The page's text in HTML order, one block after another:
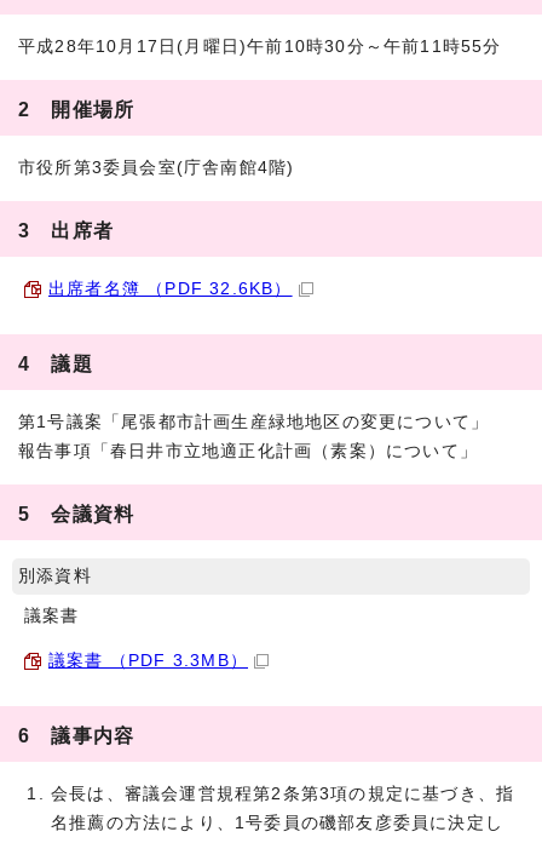
平成28年10月17日(月曜日)午前10時30分～午前11時55分
2 開催場所
市役所第3委員会室(庁舎南館4階)
3 出席者
出席者名簿 （PDF 32.6KB）
4 議題
第1号議案「尾張都市計画生産緑地地区の変更について」
報告事項「春日井市立地適正化計画（素案）について」
5 会議資料
別添資料
議案書
議案書 （PDF 3.3MB）
6 議事内容
会長は、審議会運営規程第2条第3項の規定に基づき、指
名推薦の方法により、1号委員の磯部友彦委員に決定し